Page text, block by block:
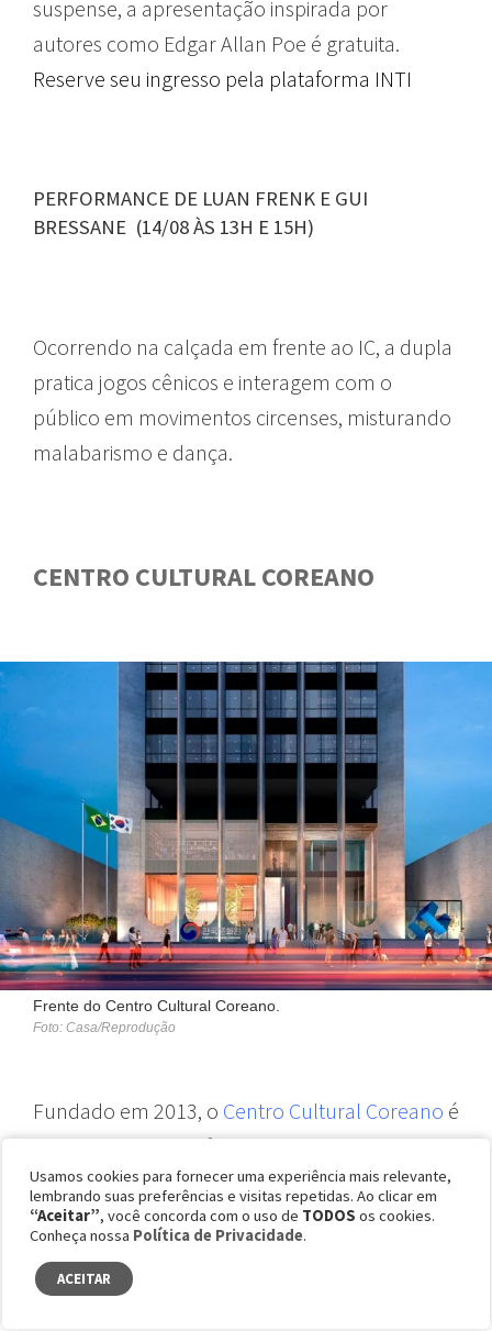
suspense, a apresentação inspirada por
autores como Edgar Allan Poe é gratuita.
Reserve seu ingresso pela plataforma INTI
PERFORMANCE DE LUAN FRENK E GUI
BRESSANE (14/08 ÀS 13H E 15H)
Ocorrendo na calçada em frente ao IC, a dupla
pratica jogos cênicos e interagem com o
público em movimentos circenses, misturando
malabarismo e dança.
CENTRO CULTURAL COREANO
Frente do Centro Cultural Coreano.
Foto: Casa/Reprodução
Fundado em 2013, o Centro Cultural Coreano é
uma organização oficial do governo coreano
que busca divulgar materiais da cultura do país
e apoia o desenvolvimento do intercâmbio
cultural entre o Brasil e a Coreia do Sul.
Usamos cookies para fornecer uma experiência mais relevante,
lembrando suas preferências e visitas repetidas. Ao clicar em
“Aceitar”, você concorda com o uso de TODOS os cookies.
Conheça nossa Política de Privacidade.
ACEITAR